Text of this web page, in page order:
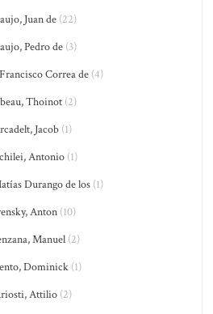
Juan de(22)
Pedro de(3)
Correa de(4)
Thoinot(2)
Jacob (1)
Antonio(1)
Durango de los (1)
Anton(10)
Manuel(2)
Dominick (1)
Attilio(2)